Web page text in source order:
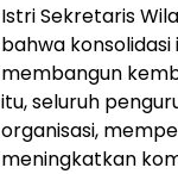
Istri Sekretaris
bahwa
membangun
itu, seluruh
organisasi,
meningkatkan